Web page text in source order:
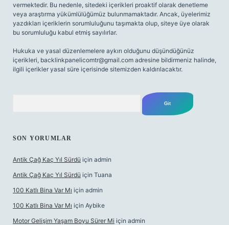
vermektedir. Bu nedenle, sitedeki içerikleri proaktif olarak denetleme
veya araştırma yükümlülüğümüz bulunmamaktadır. Ancak, üyelerimiz
yazdıkları içeriklerin sorumluluğunu taşımakta olup, siteye üye olarak
bu sorumluluğu kabul etmiş sayılırlar.
Hukuka ve yasal düzenlemelere aykırı olduğunu düşündüğünüz
içerikleri, backlinkpanelicomtr@gmail.com adresine bildirmeniz halinde,
ilgili içerikler yasal süre içerisinde sitemizden kaldırılacaktır.
SON YORUMLAR
Antik Çağ Kaç Yıl Sürdü için admin
Antik Çağ Kaç Yıl Sürdü için Tuana
100 Katlı Bina Var Mı için admin
100 Katlı Bina Var Mı için Aybike
Motor Gelişim Yaşam Boyu Sürer Mi için admin